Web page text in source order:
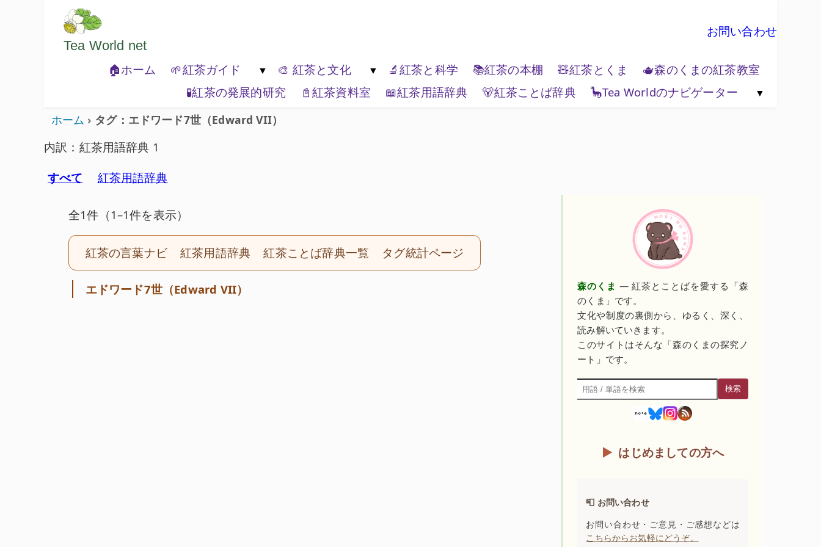
ようこそいらっしゃいました。どうぞごゆっくり楽しんでください。
Tea World net
お問い合わせ
🏠ホーム
🌱紅茶ガイド
🐾紅茶の基本
🍃紅茶の種類 🏔️エリアティー 📦ティーブランド
🎨 紅茶と文化
🏚️紅茶と生活文化
🎭紅茶と表現 🌏紅茶と世界 🗺️紅茶と地政学
🔬紅茶と科学 📚紅茶の本棚 🧸紅茶とくま
🫖森のくまの紅茶教室
🧪紅茶の発展的研究
📓紅茶資料室 📖紅茶用語辞典 🐻紅茶ことば辞典
🦕Tea Worldのナビゲーター
ホーム タグ：エドワード7世（Edward VII）
内訳：紅茶用語辞典 1
すべて
紅茶用語辞典
全1件（1–1件を表示）
紅茶の言葉ナビ 紅茶用語辞典 紅茶ことば辞典一覧 タグ統計ページ
エドワード7世（Edward VII） 森のくま — 紅茶とことばを愛する「森
のくま」です。
文化や制度の裏側から、ゆるく、深く、
読み解いていきます。
このサイトはそんな「森のくまの探究ノ
ート」です。
検索
検索
はじめましての方へ
📮 お問い合わせ
お問い合わせ・ご意見・ご感想などは
こちらからお気軽にどうぞ。